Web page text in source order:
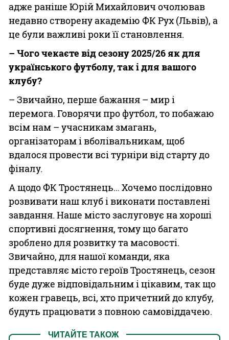
адже раніше Юрій Михайлович очолював
недавно створену академію ФК Рух (Львів), а
це були важливі роки її становлення.
– Чого чекаєте від сезону 2025/26 як для
українського футболу, так і для вашого
клубу?
– Звичайно, перше бажання – мир і
перемога. Говорячи про футбол, то побажаю
всім нам – учасникам змагань,
організаторам і вболівальникам, щоб
вдалося провести всі турніри від старту до
фіналу.
А щодо ФК Тростянець… Хочемо послідовно
розвивати наш клуб і виконати поставлені
завдання. Наше місто заслуговує на хороші
спортивні досягнення, тому що багато
зроблено для розвитку та масовості.
Звичайно, для нашої команди, яка
представляє місто героїв Тростянець, сезон
буде дуже відповідальним і цікавим, так що
кожен гравець, всі, хто причетний до клубу,
будуть працювати з повною самовіддачею.
ЧИТАЙТЕ ТАКОЖ